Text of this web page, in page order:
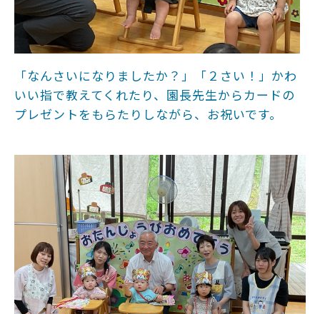
「なんさいになりましたか？」「２さい！」かわ
いい指で教えてくれたり、園長先生からカードの
プレゼントをもらたりしながら、お祝いです。